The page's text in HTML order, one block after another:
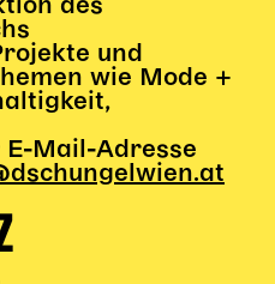
des
und
wie Mode +
Mail-Adresse